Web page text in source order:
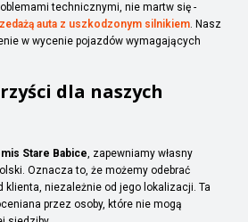
technicznymi, nie martw się -
auta z uszkodzonym silnikiem. Nasz
w wycenie pojazdów wymagających
dla naszych
Stare Babice, zapewniamy własny
Oznacza to, że możemy odebrać
klienta, niezależnie od jego lokalizacji. Ta
przez osoby, które nie mogą